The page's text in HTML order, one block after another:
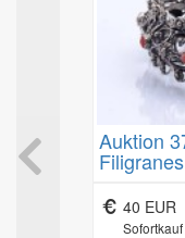
Das Muster-
für 6
Auktion
Koralle,
2,2cm,
40 EUR
Sofortkauf